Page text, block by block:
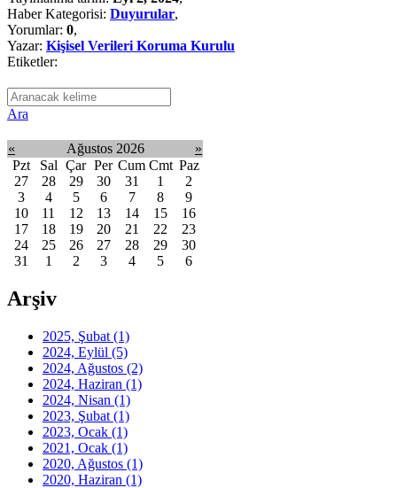
Haber Kategorisi: Duyurular,
Yorumlar: 0,
Yazar: Kişisel Verileri Koruma Kurulu
Etiketler:
Ara
« Ağustos 2026
»
Pzt
Sal Çar Per Cum Cmt Paz
27
28 29 30 31 1
2
3
4 5 6 7 8
9
10
11 12 13 14 15
16
17
18 19 20 21 22
23
24
25 26 27 28 29
30
31
1 2 3 4 5 6
Arşiv
2025, Şubat (1)
2024, Eylül (5)
2024, Ağustos (2)
2024, Haziran (1)
2024, Nisan (1)
2023, Şubat (1)
2023, Ocak (1)
2021, Ocak (1)
2020, Ağustos (1)
2020, Haziran (1)